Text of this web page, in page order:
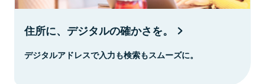
住所に、デジタルの確かさを。
デジタルアドレスで入力も検索もスムーズに。